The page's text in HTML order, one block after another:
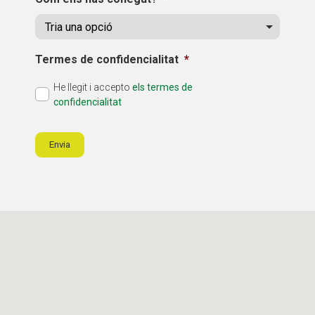
Termes de confidencialitat *
He llegit i accepto els termes de
confidencialitat
Envia